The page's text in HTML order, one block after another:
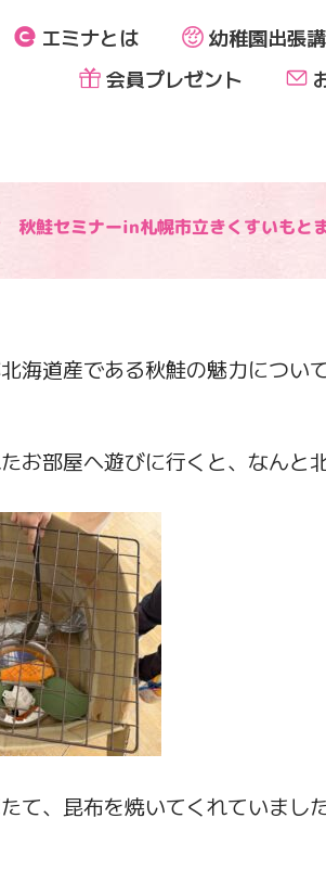
エミナとは 幼稚園出張
会員プレゼント
秋鮭セミナーin札幌市立きくすいもと
海道産である秋鮭の魅力につ
お部屋へ遊びに行くと、なん
て、昆布を焼いてくれていま